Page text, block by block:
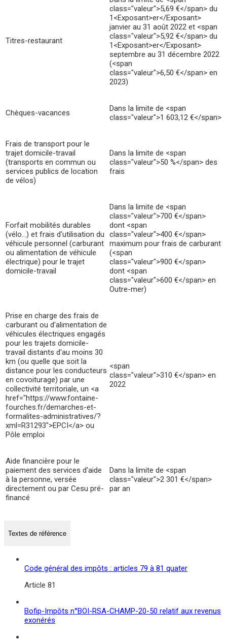
Titres-restaurant
class="valeur">5,69 €</span> du
1<Exposant>er</Exposant>
janvier au 31 août 2022 et <span
class="valeur">5,92 €</span> du
1<Exposant>er</Exposant>
septembre au 31 décembre 2022
(<span
class="valeur">6,50 €</span> en
2023)
Chèques-vacances
Dans la limite de <span
class="valeur">1 603,12 €</span>
Frais de transport pour le
trajet domicile-travail
(transports en commun ou
services publics de location
de vélos)
Dans la limite de <span
class="valeur">50 %</span> des
frais
Forfait mobilités durables
(vélo…) et frais d'utilisation du
véhicule personnel (carburant
ou alimentation de véhicule
électrique) pour le trajet
domicile-travail
Dans la limite de <span
class="valeur">700 €</span>
dont <span
class="valeur">400 €</span>
maximum pour frais de carburant
(<span
class="valeur">900 €</span>
dont <span
class="valeur">600 €</span> en
Outre-mer)
Prise en charge des frais de
carburant ou d'alimentation de
véhicules électriques engagés
pour les trajets domicile-
travail distants d'au moins 30
km (ou quelle que soit la
distance pour les conducteurs
en covoiturage) par une
collectivité territoriale, un <a
href="https://www.fontaine-
fourches.fr/demarches-et-
formalites-administratives/?
xml=R31293">EPCI</a> ou
Pôle emploi
<span
class="valeur">310 €</span> en
2022
Aide financière pour le
paiement des services d'aide
à la personne, versée
directement ou par Cesu pré-
financé
Dans la limite de <span
class="valeur">2 301 €</span>
par an
Textes de référence
Code général des impôts : articles 79 à 81 quater
Article 81
Bofip-Impôts n°BOI-RSA-CHAMP-20-50 relatif aux revenus
exonérés